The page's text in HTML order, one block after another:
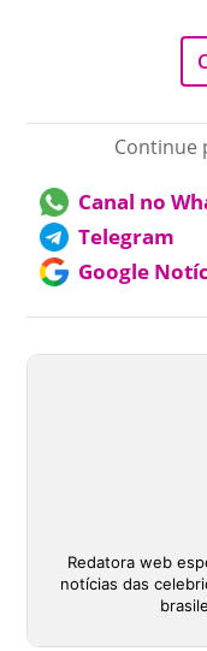
Continue
Canal no
Telegram
Google
Redatora web
notícias das